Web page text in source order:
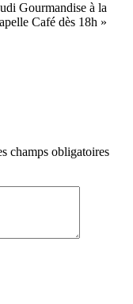
Gourmandise à la
Café dès 18h »
champs obligatoires